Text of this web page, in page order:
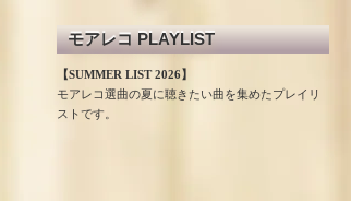
モアレコ PLAYLIST
【SUMMER LIST 2026】
モアレコ選曲の夏に聴きたい曲を集めたプレイリ
ストです。